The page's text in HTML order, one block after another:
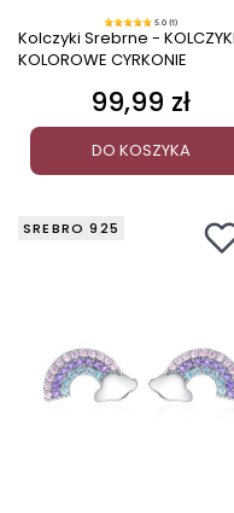
5.0 (1)
Kolczyki Srebrne - KOLCZYKI
KOLOROWE CYRKONIE
Cena
99,99 zł
DO KOSZYKA
SREBRO 925